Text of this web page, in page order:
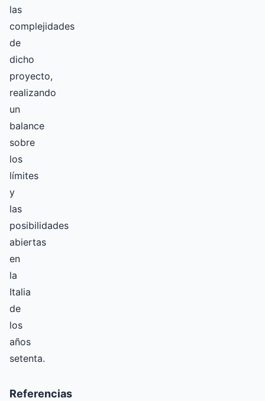
las
complejidades
de
dicho
proyecto,
realizando
un
balance
sobre
los
límites
y
las
posibilidades
abiertas
en
la
Italia
de
los
años
setenta.
Referencias